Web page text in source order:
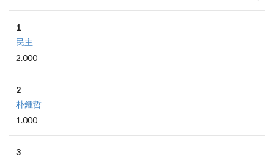
1
民主
2.000
2
朴鍾哲
1.000
3